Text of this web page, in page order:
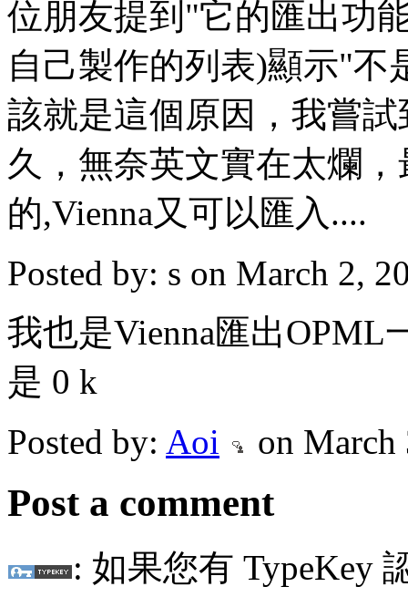
位朋友提到"它的匯出功
自己製作的列表)顯示"
該就是這個原因，我嘗
久，無奈英文實在太爛，
的,Vienna又可以匯入....
Posted by: s on March 2,
我也是Vienna匯出OPML
是 0 k
Posted by: Aoi on
Post a comment
: 如果您有 TypeKey